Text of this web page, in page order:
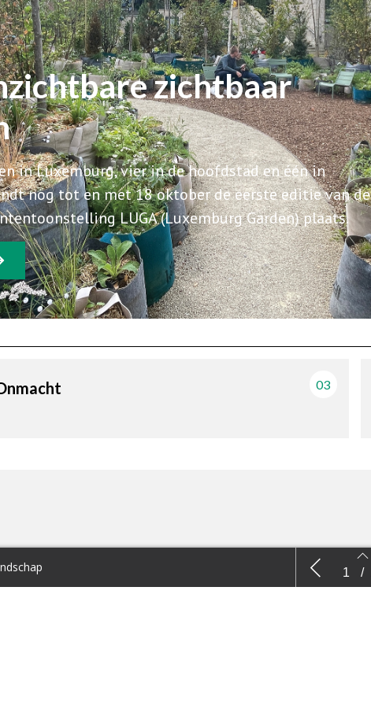
Nieuws 1 /
­zichtbaar
in Luxemburg, vier in de hoofdstad en één in
nog tot en met 18 oktober de eerste editie van de
LUGA (Luxemburg Garden) plaats.
03